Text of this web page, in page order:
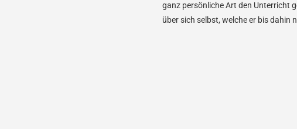
ganz persönliche Art den Unterricht
über sich selbst, welche er bis dahin